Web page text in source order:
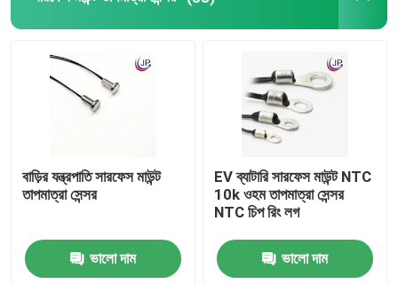
বাড়ির যন্ত্রপাতি সারফেস মাউন্ট
তাপমাত্রা সেন্সর
ভালো দাম
EV ব্যাটারি সারফেস মাউন্ট NTC
10k ওহম তাপমাত্রা সেন্সর
NTC চিপ রিং লগ
ভালো দাম